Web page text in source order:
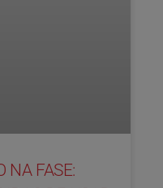
NA FASE: